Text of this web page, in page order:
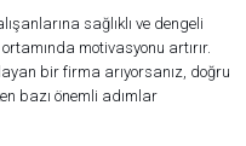
sağlıklı ve dengeli
motivasyonu artırır.
bir firma arıyorsanız, doğru
bazı önemli adımlar